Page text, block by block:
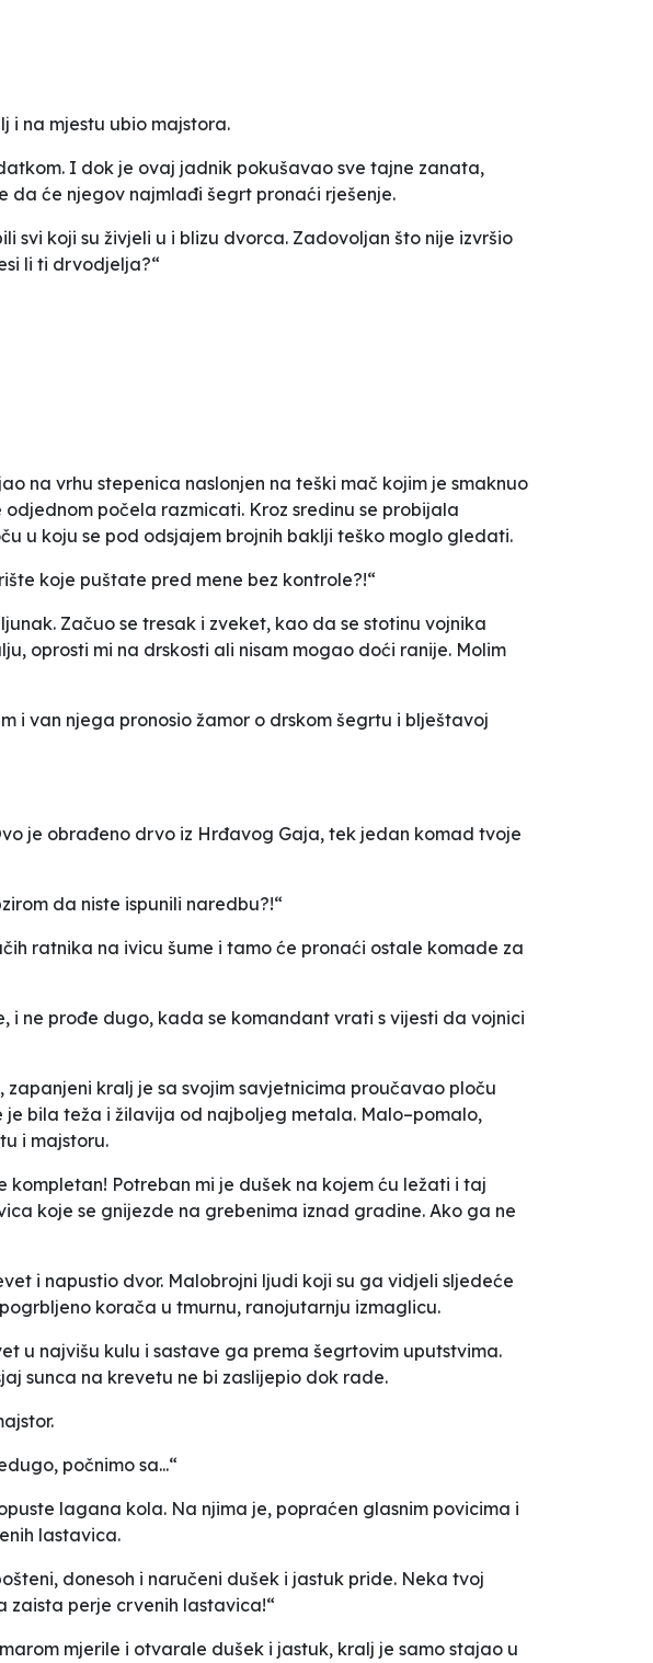
i na mjestu ubio majstora.
I dok je ovaj jadnik pokušavao sve tajne zanata,
da će njegov najmlađi šegrt pronaći rješenje.
svi koji su živjeli u i blizu dvorca. Zadovoljan što nije izvršio
li ti drvodjelja?“
na vrhu stepenica naslonjen na teški mač kojim je smaknuo
počela razmicati. Kroz sredinu se probijala
u koju se pod odsjajem brojnih baklji teško moglo gledati.
koje puštate pred mene bez kontrole?!“
Začuo se tresak i zveket, kao da se stotinu vojnika
oprosti mi na drskosti ali nisam mogao doći ranije. Molim
i van njega pronosio žamor o drskom šegrtu i blještavoj
je obrađeno drvo iz Hrđavog Gaja, tek jedan komad tvoje
da niste ispunili naredbu?!“
ratnika na ivicu šume i tamo će pronaći ostale komade za
ne prođe dugo, kada se komandant vrati s vijesti da vojnici
kralj je sa svojim savjetnicima proučavao ploču
bila teža i žilavija od najboljeg metala. Malo–pomalo,
i majstoru.
Potreban mi je dušek na kojem ću ležati i taj
koje se gnijezde na grebenima iznad gradine. Ako ga ne
i napustio dvor. Malobrojni ljudi koji su ga vidjeli sljedeće
korača u tmurnu, ranojutarnju izmaglicu.
u najvišu kulu i sastave ga prema šegrtovim uputstvima.
sunca na krevetu ne bi zaslijepio dok rade.
počnimo sa...“
lagana kola. Na njima je, popraćen glasnim povicima i
lastavica.
donesoh i naručeni dušek i jastuk pride. Neka tvoj
perje crvenih lastavica!“
mjerile i otvarale dušek i jastuk, kralj je samo stajao u